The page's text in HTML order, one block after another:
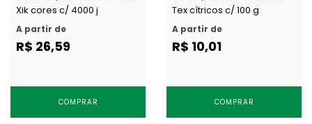
Xik cores c/ 4000 j
A partir de
R$ 26,59
COMPRAR
Tex cítricos c/ 100 g
A partir de
R$ 10,01
COMPRAR